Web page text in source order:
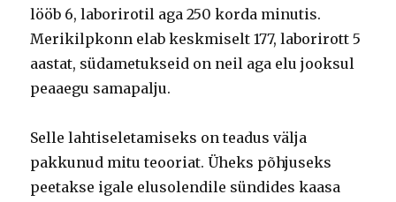
lööb 6, laborirotil aga 250 korda minutis.
Merikilpkonn elab keskmiselt 177, laborirott 5
aastat, südametukseid on neil aga elu jooksul
peaaegu samapalju.
Selle lahtiseletamiseks on teadus välja
pakkunud mitu teooriat. Üheks põhjuseks
peetakse igale elusolendile sündides kaasa